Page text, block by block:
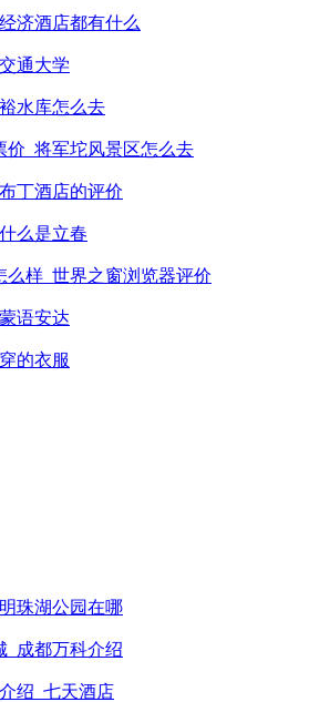
济酒店都有什么
通大学
水库怎么去
价_将军坨风景区怎么去
丁酒店的评价
么是立春
么样_世界之窗浏览器评价
语安达
的衣服
珠湖公园在哪
_成都万科介绍
绍_七天酒店